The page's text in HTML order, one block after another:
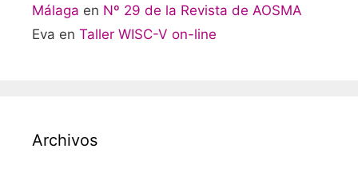
Málaga en Nº 29 de la Revista de AOSMA
Eva en Taller WISC-V on-line
Archivos